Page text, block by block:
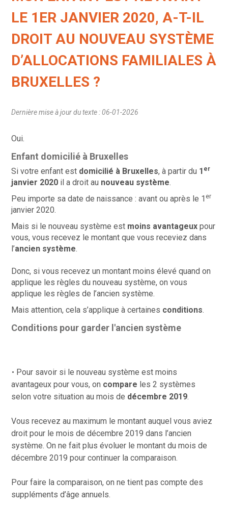
LE 1ER JANVIER 2020, A-T-IL
DROIT AU NOUVEAU SYSTÈME
D’ALLOCATIONS FAMILIALES À
BRUXELLES ?
Dernière mise à jour du texte : 06-01-2026
Oui.
Enfant domicilié à Bruxelles
Si votre enfant est domicilié à Bruxelles, à partir du 1 er
janvier 2020 il a droit au nouveau système.
Peu importe sa date de naissance : avant ou après le 1 er
janvier 2020.
Mais si le nouveau système est moins avantageux pour
vous, vous recevez le montant que vous receviez dans
l’ancien système.
Donc, si vous recevez un montant moins élevé quand on
applique les règles du nouveau système, on vous
applique les règles de l’ancien système.
Mais attention, cela s’applique à certaines conditions.
Conditions pour garder l'ancien système
Pour savoir si le nouveau système est moins
avantageux pour vous, on compare les 2 systèmes
selonvotre situation au mois de décembre 2019.
Vous recevez au maximum le montant auquel vous aviez
droit pour le mois de décembre 2019 dans l’ancien
système. On ne fait plus évoluer le montant du mois de
décembre 2019 pour continuer la comparaison.
Pour faire la comparaison, on ne tient pas compte des
suppléments d’âge annuels.